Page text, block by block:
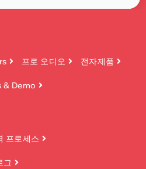
프로 오디오 전자제품
& Demo
프로세스
그